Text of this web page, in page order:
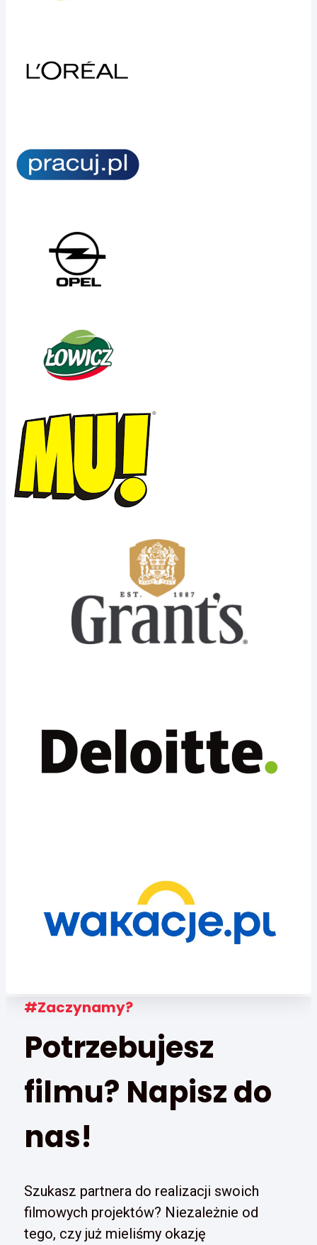
#Zaczynamy?
Potrzebujesz
filmu? Napisz do
nas!
Szukasz partnera do realizacji swoich
filmowych projektów? Niezależnie od
tego, czy już mieliśmy okazję